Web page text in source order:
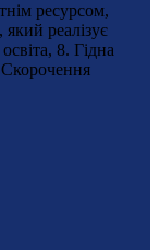
ресурсом,
, який реалізує
8. Гідна